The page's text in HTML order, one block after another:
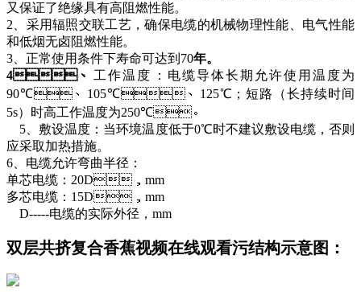
又保证了绝缘具有高阻燃性能。
2、采用辐照交联工艺，确保电缆的机械物理性能、电气性能
和低烟无卤阻燃性能。
3、正常使用条件下寿命可达到 70年。
4、 工作温度：电缆导体长期允许使用温度为
90℃、 105℃、 125℃；短路（长持续时间
5s）时高工作温度为250℃。
5、敷设温度：当环境温度低于0℃时不建议敷设电缆，否则
应采取加热措施。
6、 电缆允许弯曲半径：
单芯电缆： 20D， mm
多芯电缆： 15D， mm
D-----电缆的实际外径， mm
双层共挤复合香蕉视频在线观看污结构示意图：